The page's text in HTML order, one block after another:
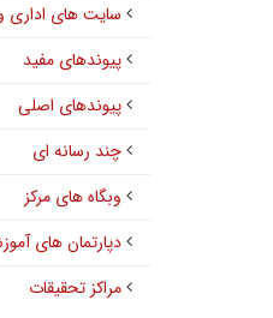
سایت های اداری
پیوندهای مفید
پیوندهای اصلی
چند رسانه ای
وبگاه های مرکز
دپارتمان های
مراکز تحقیقات